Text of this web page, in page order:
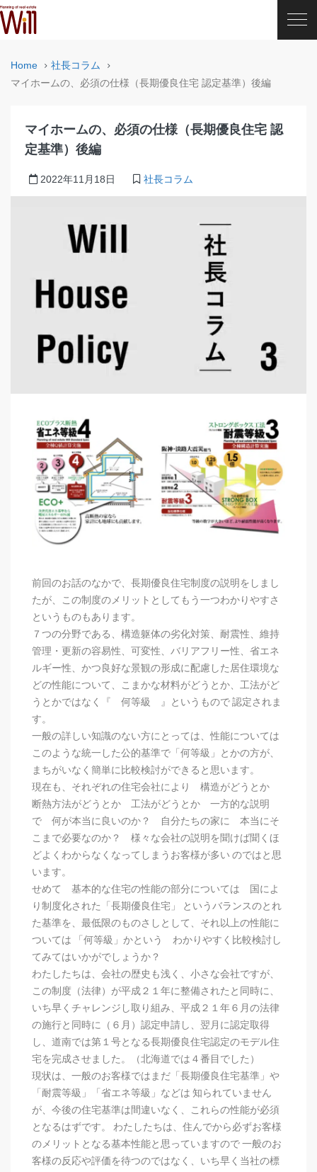
Home
社長コラム
マイホームの、必須の仕様（長期優良住宅 認定基準）後編
マイホームの、必須の仕様（長期優良住宅 認
定基準）後編
2022年11月18日 社長コラム
前回のお話のなかで、長期優良住宅制度の説明をしまし
たが、この制度のメリットとしてもう一つわかりやすさ
というものもあります。
７つの分野である、構造躯体の劣化対策、耐震性、維持
管理・更新の容易性、可変性、バリアフリー性、省エネ
ルギー性、かつ良好な景観の形成に配慮した居住環境な
どの性能について、こまかな材料がどうとか、工法がど
うとかではなく『 何等級 』というもので 認定されま
す。
一般の詳しい知識のない方にとっては、性能については
このような統一した公的基準で「何等級」とかの方が、
まちがいなく簡単に比較検討ができると思います。
現在も、それぞれの住宅会社により 構造がどうとか
断熱方法がどうとか 工法がどうとか 一方的な説明
で 何が本当に良いのか？ 自分たちの家に 本当にそ
こまで必要なのか？ 様々な会社の説明を聞けば聞くほ
どよくわからなくなってしまうお客様が多い のではと思
います。
せめて 基本的な住宅の性能の部分については 国によ
り制度化された「長期優良住宅」 というバランスのとれ
た基準を、最低限のものさしとして、それ以上の性能に
ついては 「何等級」かという わかりやすく比較検討し
てみてはいかがでしょうか？
わたしたちは、会社の歴史も浅く、小さな会社ですが、
この制度（法律）が平成２１年に整備されたと同時に、
いち早くチャレンジし取り組み、平成２１年６月の法律
の施行と同時に（６月）認定申請し、翌月に認定取得
し、道南では第１号となる長期優良住宅認定のモデル住
宅を完成させました。（北海道では４番目でした）
現状は、一般のお客様ではまだ「長期優良住宅基準」や
「耐震等級」「省エネ等級」などは 知られていません
が、今後の住宅基準は間違いなく、これらの性能が必須
となるはずです。 わたしたちは、住んでから必ずお客様
のメリットとなる基本性能と思っていますので 一般のお
客様の反応や評価を待つのではなく、いち早く当社の標